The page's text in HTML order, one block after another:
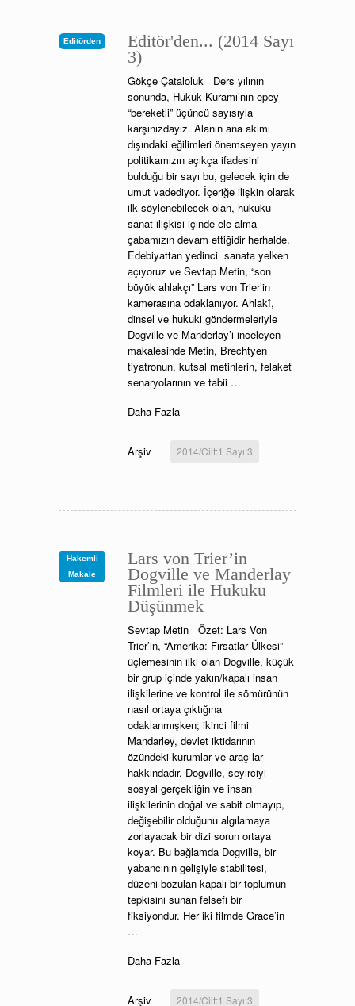
Editörden
Editör'den... (2014 Sayı
3)
Gökçe Çataloluk Ders yılının
sonunda, Hukuk Kuramı’nın epey
“bereketli” üçüncü sayısıyla
karşınızdayız. Alanın ana akımı
dışındaki eğilimleri önemseyen yayın
politikamızın açıkça ifadesini
bulduğu bir sayı bu, gelecek için de
umut vadediyor. İçeriğe ilişkin olarak
ilk söylenebilecek olan, hukuku
sanat ilişkisi içinde ele alma
çabamızın devam ettiğidir herhalde.
Edebiyattan yedinci sanata yelken
açıyoruz ve Sevtap Metin, “son
büyük ahlakçı” Lars von Trier’in
kamerasına odaklanıyor. Ahlakî,
dinsel ve hukuki göndermeleriyle
Dogville ve Manderlay’i inceleyen
makalesinde Metin, Brechtyen
tiyatronun, kutsal metinlerin, felaket
senaryolarının ve tabii …
Daha Fazla
Arşiv 2014/Cilt:1 Sayı:3
Hakemli
Makale
Lars von Trier’in
Dogville ve Manderlay
Filmleri ile Hukuku
Düşünmek
Sevtap Metin Özet: Lars Von
Trier’in, “Amerika: Fırsatlar Ülkesi”
üçlemesinin ilki olan Dogville, küçük
bir grup içinde yakın/kapalı insan
ilişkilerine ve kontrol ile sömürünün
nasıl ortaya çıktığına
odaklanmışken; ikinci filmi
Mandarley, devlet iktidarının
özündeki kurumlar ve araç-lar
hakkındadır. Dogville, seyirciyi
sosyal gerçekliğin ve insan
ilişkilerinin doğal ve sabit olmayıp,
değişebilir olduğunu algılamaya
zorlayacak bir dizi sorun ortaya
koyar. Bu bağlamda Dogville, bir
yabancının gelişiyle stabilitesi,
düzeni bozulan kapalı bir toplumun
tepkisini sunan felsefi bir
fiksiyondur. Her iki filmde Grace’in
…
Daha Fazla
Arşiv 2014/Cilt:1 Sayı:3